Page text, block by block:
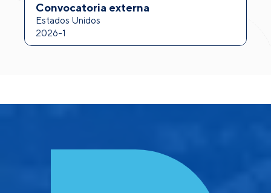
Convocatoria externa
Estados Unidos
2026-1